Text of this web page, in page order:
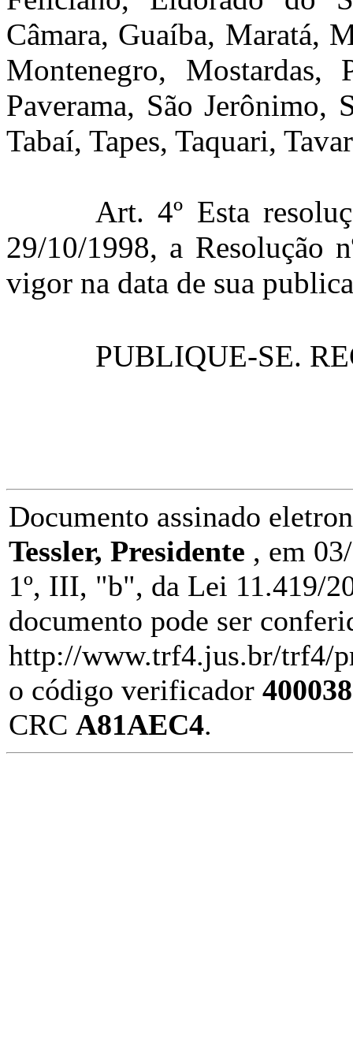
Câmara, Guaíba, Maratá,
Montenegro,
Paverama, São Jerônimo,
Tabaí, Tapes, Taquari,
Art. 4º Esta
29/10/1998, a Resolução
vigor na data de sua
PUBLIQUE-SE.
Documento assinado
Tessler, Presidente , em
1º, III, "b", da Lei 11.419/
documento pode ser
http://www.trf4.jus.br/trf4/
o código verificador
CRC A81AEC4.